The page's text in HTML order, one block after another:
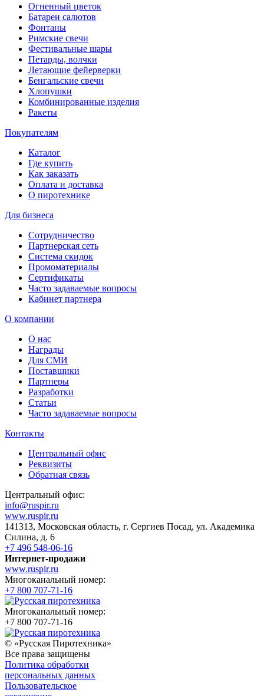
Огненный цветок
Батареи салютов
Фонтаны
Римские свечи
Фестивальные шары
Петарды, волчки
Летающие фейерверки
Бенгальские свечи
Хлопушки
Комбинированные изделия
Ракеты
Покупателям
Каталог
Где купить
Как заказать
Оплата и доставка
О пиротехнике
Для бизнеса
Сотрудничество
Партнерская сеть
Система скидок
Промоматериалы
Сертификаты
Часто задаваемые вопросы
Кабинет партнера
О компании
О нас
Награды
Для СМИ
Поставщики
Партнеры
Разработки
Статьи
Часто задаваемые вопросы
Контакты
Центральный офис
Реквизиты
Обратная связь
Центральный офис:
info@ruspir.ru
www.ruspir.ru
141313, Московская область, г. Сергиев Посад, ул. Академика
Силина, д. 6
+7 496 548-06-16
Интернет-продажи
www.ruspir.ru
Многоканальный номер:
+7 800 707-71-16
Многоканальный номер:
+7 800 707-71-16
© «Русская Пиротехника»
Все права защищены
Политика обработки
персональных данных
Пользовательское